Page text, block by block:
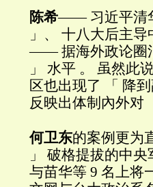
陈希—— 习近平清
」、 十八大后主
—— 据海外政论圈
」 水平 。 虽然此
区也出现了 「 降
反映出体制內外对
何卫东的案例更为
」 破格提拔的中
与苗华等 9 名上将